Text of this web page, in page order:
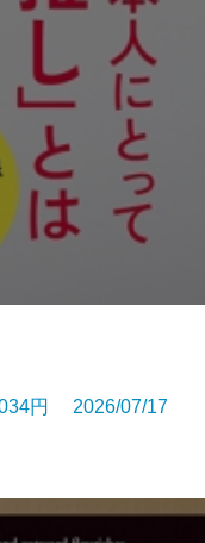
円 2026/07/17